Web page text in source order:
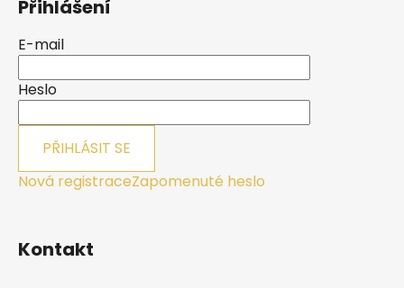
Přihlášení
E-mail
Heslo
PŘIHLÁSIT SE
Nová registraceZapomenuté heslo
Kontakt